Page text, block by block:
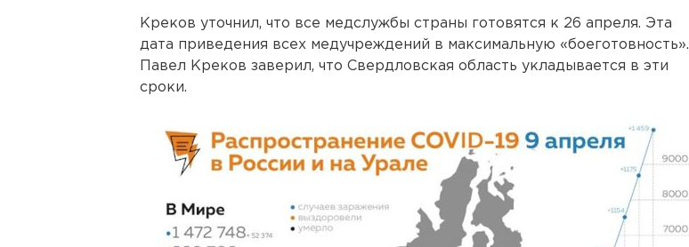
Креков уточнил, что все медслужбы страны готовятся к 26 апреля. Эта
дата приведения всех медучреждений в максимальную «боеготовность».
Павел Креков заверил, что Свердловская область укладывается в эти
сроки.